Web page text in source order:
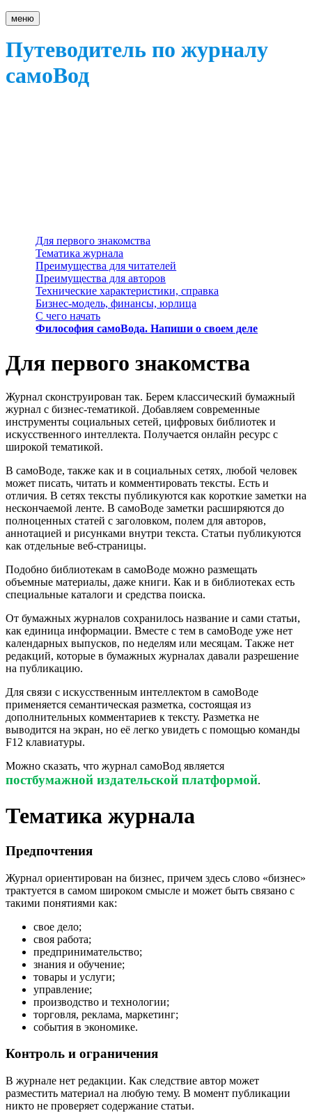
меню
Путеводитель по журналу
самоВод
Для первого знакомства
Тематика журнала
Преимущества для читателей
Преимущества для авторов
Технические характеристики, справка
Бизнес-модель, финансы, юрлица
С чего начать
Философия самоВода. Напиши о своем деле
Для первого знакомства
Журнал сконструирован так. Берем классический бумажный
журнал с бизнес-тематикой. Добавляем современные
инструменты социальных сетей, цифровых библиотек и
искусственного интеллекта. Получается онлайн ресурс с
широкой тематикой.
В самоВоде, также как и в социальных сетях, любой человек
может писать, читать и комментировать тексты. Есть и
отличия. В сетях тексты публикуются как короткие заметки на
нескончаемой ленте. В самоВоде заметки расширяются до
полноценных статей с заголовком, полем для авторов,
аннотацией и рисунками внутри текста. Статьи публикуются
как отдельные веб-страницы.
Подобно библиотекам в самоВоде можно размещать
объемные материалы, даже книги. Как и в библиотеках есть
специальные каталоги и средства поиска.
От бумажных журналов сохранилось название и сами статьи,
как единица информации. Вместе с тем в самоВоде уже нет
календарных выпусков, по неделям или месяцам. Также нет
редакций, которые в бумажных журналах давали разрешение
на публикацию.
Для связи с искусственным интеллектом в самоВоде
применяется семантическая разметка, состоящая из
дополнительных комментариев к тексту. Разметка не
выводится на экран, но её легко увидеть с помощью команды
F12 клавиатуры.
Можно сказать, что журнал самоВод является
постбумажной издательской платформой.
Тематика журнала
Предпочтения
Журнал ориентирован на бизнес, причем здесь слово «бизнес»
трактуется в самом широком смысле и может быть связано с
такими понятиями как:
свое дело;
своя работа;
предпринимательство;
знания и обучение;
товары и услуги;
управление;
производство и технологии;
торговля, реклама, маркетинг;
события в экономике.
Контроль и ограничения
В журнале нет редакции. Как следствие автор может
разместить материал на любую тему. В момент публикации
никто не проверяет содержание статьи.